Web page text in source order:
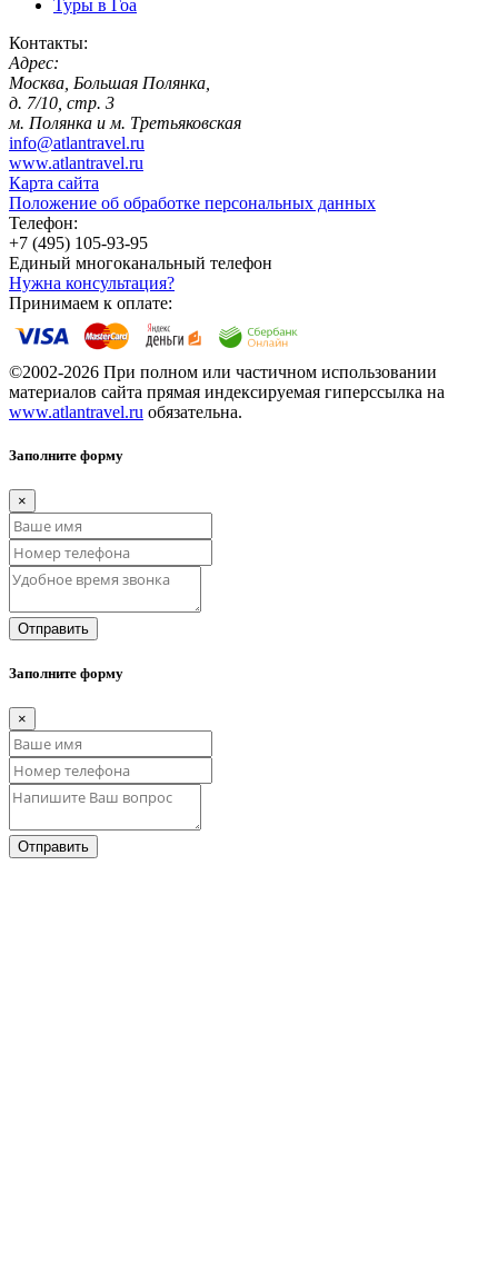
Туры в Гоа
Контакты:
Адрес:
Москва, Большая Полянка,
д. 7/10, стр. 3
м. Полянка и м. Третьяковская
info@atlantravel.ru
www.atlantravel.ru
Карта сайта
Положение об обработке персональных данных
Телефон:
+7 (495) 105-93-95
Единый многоканальный телефон
Нужна консультация?
Принимаем к оплате:
©2002-2026 При полном или частичном использовании
материалов сайта прямая индексируемая гиперссылка на
www.atlantravel.ru обязательна.
Заполните форму
×
Отправить
Заполните форму
×
Отправить